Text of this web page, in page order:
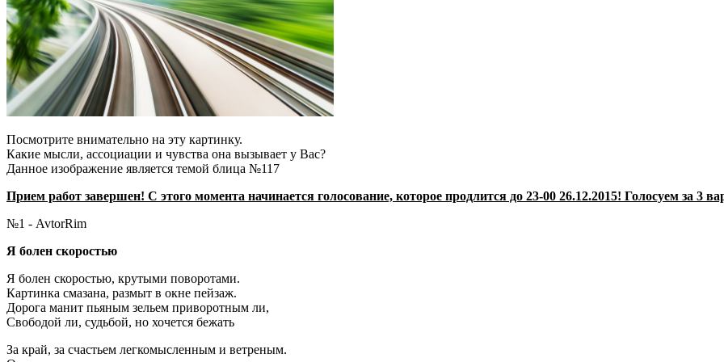
Посмотрите внимательно на эту картинку.
Какие мысли, ассоциации и чувства она вызывает у Вас?
Данное изображение является темой блица №117
Прием работ завершен! С этого момента начинается голосование, которое продлится до 23-00 26.12.2015! Голосуем за 3
№1 - AvtorRim
Я болен скоростью
Я болен скоростью, крутыми поворотами.
Картинка смазана, размыт в окне пейзаж.
Дорога манит пьяным зельем приворотным ли,
Свободой ли, судьбой, но хочется бежать
За край, за счастьем легкомысленным и ветреным.